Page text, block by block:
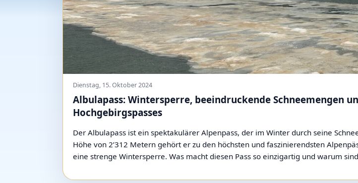
Dienstag, 15. Oktober 2024
Albulapass: Wintersperre, beeindruckende Schneemengen
Hochgebirgspasses
Der Albulapass ist ein spektakulärer Alpenpass, der im Winter durch seine
Höhe von 2’312 Metern gehört er zu den höchsten und faszinierendsten
eine strenge Wintersperre. Was macht diesen Pass so einzigartig und warum